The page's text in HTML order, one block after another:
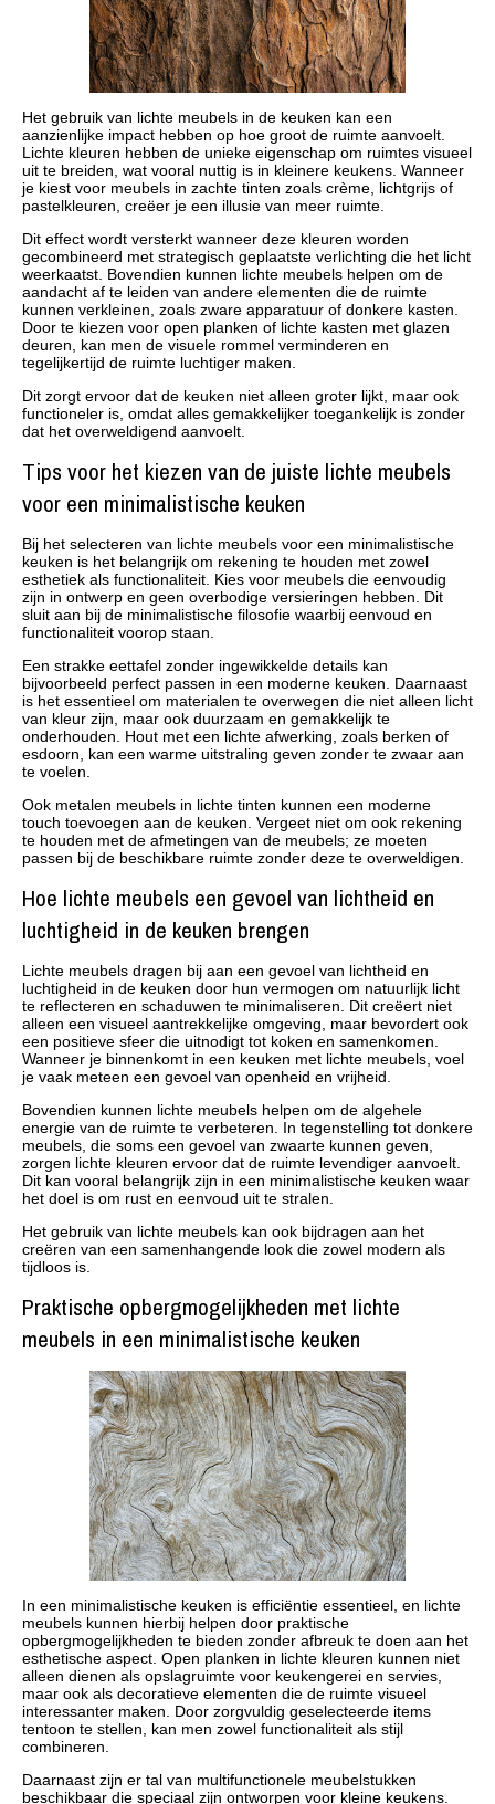
Het gebruik van lichte meubels in de keuken kan een
aanzienlijke impact hebben op hoe groot de ruimte aanvoelt.
Lichte kleuren hebben de unieke eigenschap om ruimtes visueel
uit te breiden, wat vooral nuttig is in kleinere keukens. Wanneer
je kiest voor meubels in zachte tinten zoals crème, lichtgrijs of
pastelkleuren, creëer je een illusie van meer ruimte.
Dit effect wordt versterkt wanneer deze kleuren worden
gecombineerd met strategisch geplaatste verlichting die het licht
weerkaatst. Bovendien kunnen lichte meubels helpen om de
aandacht af te leiden van andere elementen die de ruimte
kunnen verkleinen, zoals zware apparatuur of donkere kasten.
Door te kiezen voor open planken of lichte kasten met glazen
deuren, kan men de visuele rommel verminderen en
tegelijkertijd de ruimte luchtiger maken.
Dit zorgt ervoor dat de keuken niet alleen groter lijkt, maar ook
functioneler is, omdat alles gemakkelijker toegankelijk is zonder
dat het overweldigend aanvoelt.
Tips voor het kiezen van de juiste lichte meubels
voor een minimalistische keuken
Bij het selecteren van lichte meubels voor een minimalistische
keuken is het belangrijk om rekening te houden met zowel
esthetiek als functionaliteit. Kies voor meubels die eenvoudig
zijn in ontwerp en geen overbodige versieringen hebben. Dit
sluit aan bij de minimalistische filosofie waarbij eenvoud en
functionaliteit voorop staan.
Een strakke eettafel zonder ingewikkelde details kan
bijvoorbeeld perfect passen in een moderne keuken. Daarnaast
is het essentieel om materialen te overwegen die niet alleen licht
van kleur zijn, maar ook duurzaam en gemakkelijk te
onderhouden. Hout met een lichte afwerking, zoals berken of
esdoorn, kan een warme uitstraling geven zonder te zwaar aan
te voelen.
Ook metalen meubels in lichte tinten kunnen een moderne
touch toevoegen aan de keuken. Vergeet niet om ook rekening
te houden met de afmetingen van de meubels; ze moeten
passen bij de beschikbare ruimte zonder deze te overweldigen.
Hoe lichte meubels een gevoel van lichtheid en
luchtigheid in de keuken brengen
Lichte meubels dragen bij aan een gevoel van lichtheid en
luchtigheid in de keuken door hun vermogen om natuurlijk licht
te reflecteren en schaduwen te minimaliseren. Dit creëert niet
alleen een visueel aantrekkelijke omgeving, maar bevordert ook
een positieve sfeer die uitnodigt tot koken en samenkomen.
Wanneer je binnenkomt in een keuken met lichte meubels, voel
je vaak meteen een gevoel van openheid en vrijheid.
Bovendien kunnen lichte meubels helpen om de algehele
energie van de ruimte te verbeteren. In tegenstelling tot donkere
meubels, die soms een gevoel van zwaarte kunnen geven,
zorgen lichte kleuren ervoor dat de ruimte levendiger aanvoelt.
Dit kan vooral belangrijk zijn in een minimalistische keuken waar
het doel is om rust en eenvoud uit te stralen.
Het gebruik van lichte meubels kan ook bijdragen aan het
creëren van een samenhangende look die zowel modern als
tijdloos is.
Praktische opbergmogelijkheden met lichte
meubels in een minimalistische keuken
In een minimalistische keuken is efficiëntie essentieel, en lichte
meubels kunnen hierbij helpen door praktische
opbergmogelijkheden te bieden zonder afbreuk te doen aan het
esthetische aspect. Open planken in lichte kleuren kunnen niet
alleen dienen als opslagruimte voor keukengerei en servies,
maar ook als decoratieve elementen die de ruimte visueel
interessanter maken. Door zorgvuldig geselecteerde items
tentoon te stellen, kan men zowel functionaliteit als stijl
combineren.
Daarnaast zijn er tal van multifunctionele meubelstukken
beschikbaar die speciaal zijn ontworpen voor kleine keukens.